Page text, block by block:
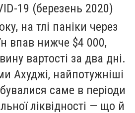
19 (березень 2020)
на тлі паніки через
впав нижче $4 000,
вартості за два дні.
Ахуджі, найпотужніші
саме в періоди
ліквідності — що й